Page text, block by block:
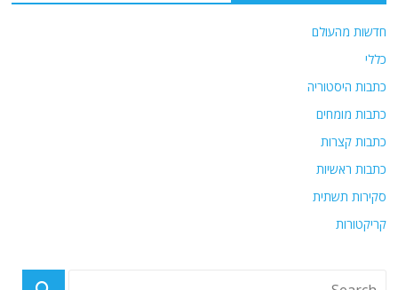
חדשות מהעולם
כללי
כתבות היסטוריה
כתבות מומחים
כתבות קצרות
כתבות ראשיות
סקירות תשתית
קריקטורות